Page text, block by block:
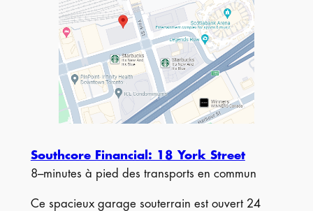
Southcore Financial: 18 York Street
8–minutes à pied des transports en commun
Ce spacieux garage souterrain est ouvert 24